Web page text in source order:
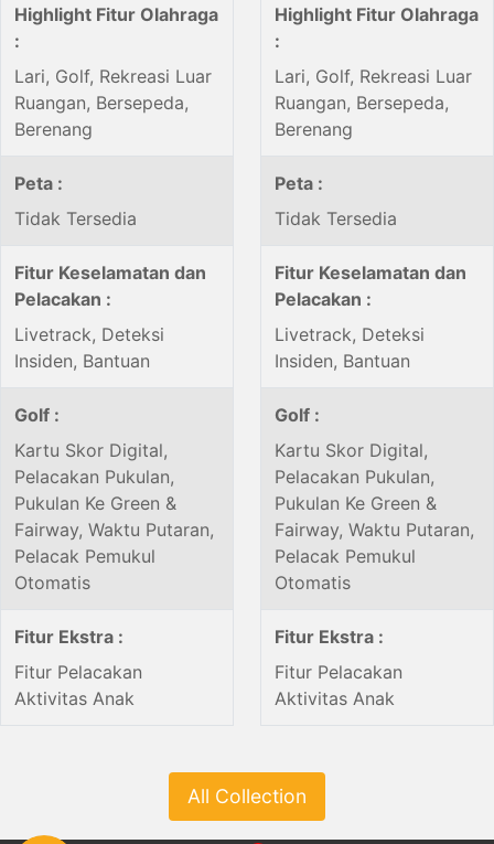
Highlight Fitur Olahraga
:
Lari, Golf, Rekreasi Luar
Ruangan, Bersepeda,
Berenang
Highlight Fitur Olahraga
:
Lari, Golf, Rekreasi Luar
Ruangan, Bersepeda,
Berenang
Peta :
Tidak Tersedia
Peta :
Tidak Tersedia
Fitur Keselamatan dan
Pelacakan :
Livetrack, Deteksi
Insiden, Bantuan
Fitur Keselamatan dan
Pelacakan :
Livetrack, Deteksi
Insiden, Bantuan
Golf :
Kartu Skor Digital,
Pelacakan Pukulan,
Pukulan Ke Green &
Fairway, Waktu Putaran,
Pelacak Pemukul
Otomatis
Golf :
Kartu Skor Digital,
Pelacakan Pukulan,
Pukulan Ke Green &
Fairway, Waktu Putaran,
Pelacak Pemukul
Otomatis
Fitur Ekstra :
Fitur Pelacakan
Aktivitas Anak
Fitur Ekstra :
Fitur Pelacakan
Aktivitas Anak
All Collection